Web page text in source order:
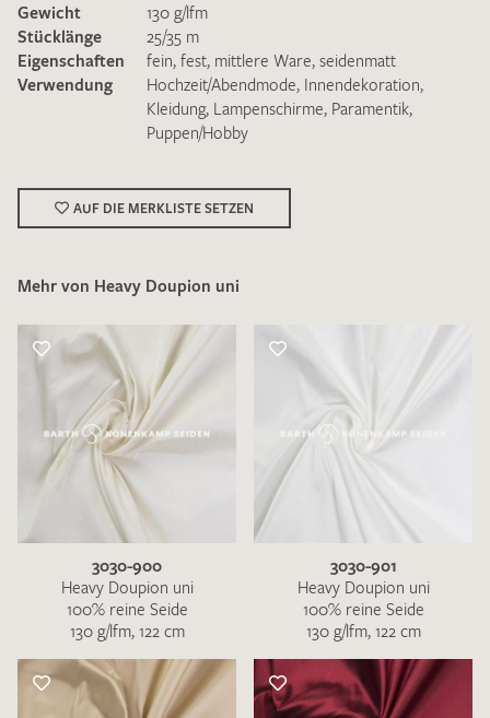
Ich bin damit einverstanden, dass meine angegebenen Daten
zur Beantwortung meiner Musteranfrage genutzt werden.
DieDatenschutzbestimmungenhabe ich zur Kenntnis
genommen und akzeptiere diese.
Gewicht
130 g/lfm
Stücklänge
25/35 m
Eigenschaften
fein, fest, mittlere Ware, seidenmatt
Verwendung
Hochzeit/Abendmode, Innendekoration,
Kleidung, Lampenschirme, Paramentik,
Puppen/Hobby
AUF DIE MERKLISTE SETZEN
Mehr von Heavy Doupion uni
3030-900
Heavy Doupion uni
100% reine Seide
130 g/lfm, 122 cm
3030-901
Heavy Doupion uni
100% reine Seide
130 g/lfm, 122 cm